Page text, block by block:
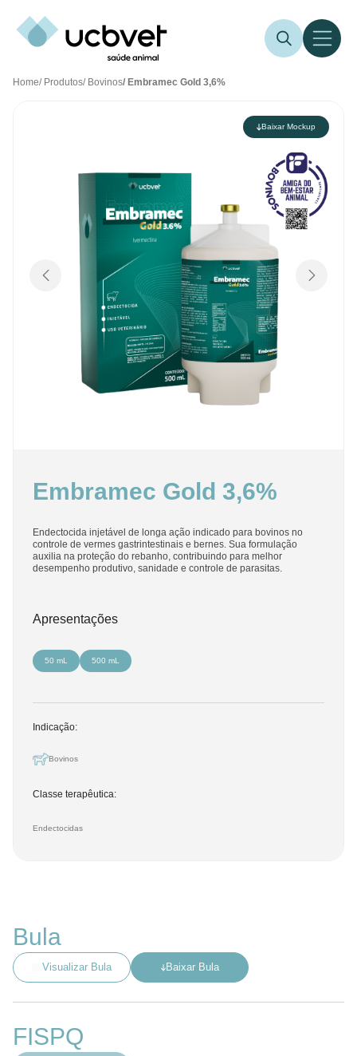
Home/ Produtos/ Bovinos/ Embramec Gold 3,6%
Baixar Mockup
Embramec Gold 3,6%
Endectocida injetável de longa ação indicado para bovinos no
controle de vermes gastrintestinais e bernes. Sua formulação
auxilia na proteção do rebanho, contribuindo para melhor
desempenho produtivo, sanidade e controle de parasitas.
Apresentações
50 mL 500 mL
Indicação:
Bovinos
Classe terapêutica:
Endectocidas
Bula
Visualizar Bula Baixar Bula
FISPQ